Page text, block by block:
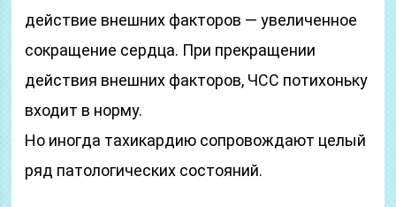
действие внешних факторов — увеличенное
сокращение сердца. При прекращении
действия внешних факторов, ЧСС потихоньку
входит в норму.
Но иногда тахикардию сопровождают целый
ряд патологических состояний.